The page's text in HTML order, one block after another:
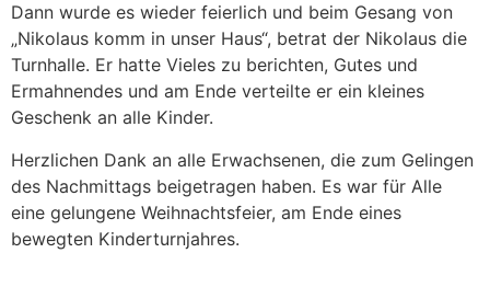
Dann wurde es wieder feierlich und beim Gesang von
„Nikolaus komm in unser Haus“, betrat der Nikolaus die
Turnhalle. Er hatte Vieles zu berichten, Gutes und
Ermahnendes und am Ende verteilte er ein kleines
Geschenk an alle Kinder.
Herzlichen Dank an alle Erwachsenen, die zum Gelingen
des Nachmittags beigetragen haben. Es war für Alle
eine gelungene Weihnachtsfeier, am Ende eines
bewegten Kinderturnjahres.